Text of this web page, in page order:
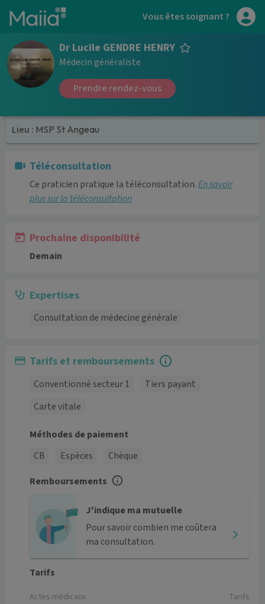
Aller au contenu principal Vous êtes soignant ?
Dr Lucile GENDRE HENRY
Médecin généraliste
Prendre rendez-vous
Lieu : MSP St Angeau
Téléconsultation
Ce praticien pratique la téléconsultation.En savoir
plus sur la téléconsultation
Prochaine disponibilité
Demain
Expertises
Consultation de médecine générale
Tarifs et remboursements
Conventionné secteur 1
Tiers payant
Carte vitale
Méthodes de paiement
CB
Espèces
Chèque
Remboursements
J'indique ma mutuelle
Pour savoir combien me coûtera
ma consultation.
Tarifs
Actes médicaux Tarifs